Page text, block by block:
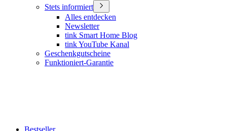
Stets informiert
Alles entdecken
Newsletter
tink Smart Home Blog
tink YouTube Kanal
Geschenkgutscheine
Funktioniert-Garantie
Bestseller